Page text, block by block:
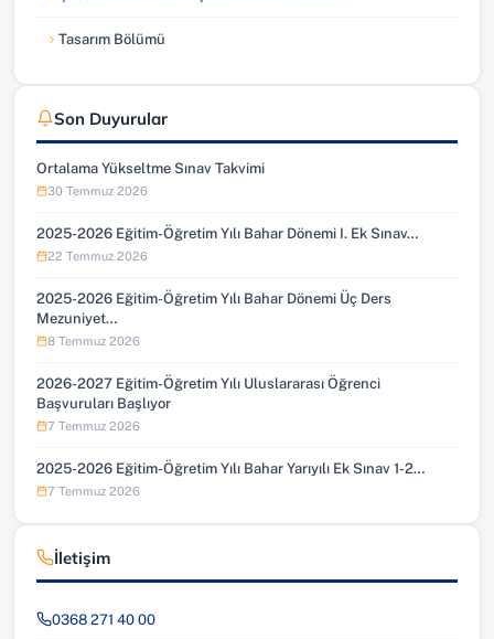
Tasarım Bölümü
Son Duyurular
Ortalama Yükseltme Sınav Takvimi
30 Temmuz 2026
2025-2026 Eğitim-Öğretim Yılı Bahar Dönemi I. Ek Sınav…
22 Temmuz 2026
2025-2026 Eğitim-Öğretim Yılı Bahar Dönemi Üç Ders
Mezuniyet…
8 Temmuz 2026
2026-2027 Eğitim-Öğretim Yılı Uluslararası Öğrenci
Başvuruları Başlıyor
7 Temmuz 2026
2025-2026 Eğitim-Öğretim Yılı Bahar Yarıyılı Ek Sınav 1-2…
7 Temmuz 2026
İletişim
0368 271 40 00